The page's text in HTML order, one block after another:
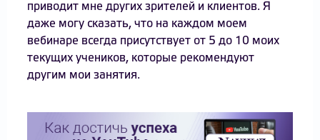
приводит мне других зрителей и клиентов. Я
даже могу сказать, что на каждом моем
вебинаре всегда присутствует от 5 до 10 моих
текущих учеников, которые рекомендуют
другим мои занятия.